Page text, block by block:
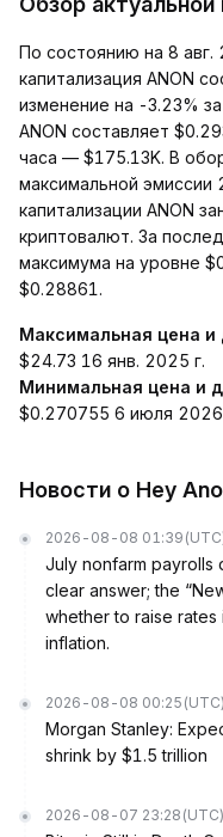
По состоянию на 8
капитализация ANON
изменение на -3.23%
ANON составляет
часа — $175.13K. В
максимальной эмиссии
капитализации ANON
криптовалют. За
максимума на уровне
$0.28861.
Максимальная цена и
$24.73 16 янв. 2025 г.
Минимальная цена и
$0.270755 6 июля 2026
Новости о Hey
2026-08-08 01:39
July nonfarm payrolls
clear answer; the
whether to raise
inflation.
2026-08-08 00:25 (UTC)
Morgan Stanley:
shrink by $1.5 trillion
2026-08-07 23:28 (UTC)